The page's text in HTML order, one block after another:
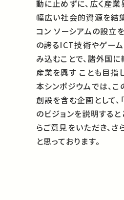
動に止めずに、広く産
幅広い社会的資源を結
コン ソーシアムの設立
の誇るICT技術やゲー
み込むことで、諸外国
産業を興す ことも目指
本シンポジウムでは、
創設を含む企画として、
のビジョンを説明する
らご意見をいただき、
と思っております。